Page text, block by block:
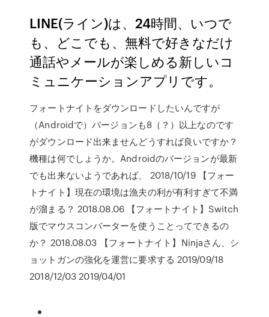
LINE(ライン)は、24時間、いつで
も、どこでも、無料で好きなだけ
通話やメールが楽しめる新しいコ
ミュニケーションアプリです。
フォートナイトをダウンロードしたいんですが
（Androidで）バージョンも8（？）以上なのです
がダウンロード出来ませんどうすれば良いですか？
機種は何でしょうか。Androidのバージョンが最新
でも出来ないようであれば、 2018/10/19 【フォー
トナイト】現在の環境は漁夫の利が有利すぎて不満
が溜まる？ 2018.08.06 【フォートナイト】Switch
版でマウスコンバーターを使うことってできるの
か？ 2018.08.03 【フォートナイト】Ninjaさん、シ
ョットガンの強化を運営に要求する 2019/09/18
2018/12/03 2019/04/01